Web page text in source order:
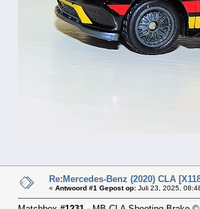
Re:Mercedes-Benz (2020) CLA
« Antwoord #1 Gepost op: Juli 23, 2025,